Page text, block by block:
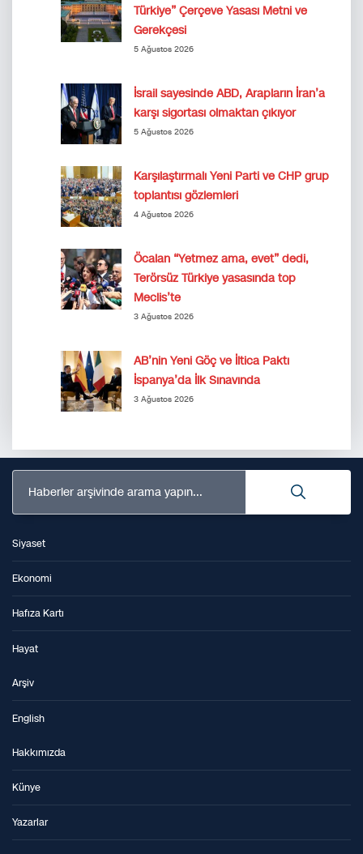
Türkiye” Çerçeve Yasası Metni ve
Gerekçesi
5 Ağustos 2026
İsrail sayesinde ABD, Arapların İran’a
karşı sigortası olmaktan çıkıyor
5 Ağustos 2026
Karşılaştırmalı Yeni Parti ve CHP grup
toplantısı gözlemleri
4 Ağustos 2026
Öcalan “Yetmez ama, evet” dedi,
Terörsüz Türkiye yasasında top
Meclis’te
3 Ağustos 2026
AB’nin Yeni Göç ve İltica Paktı
İspanya’da İlk Sınavında
3 Ağustos 2026
Haberler arşivinde arama yapın...
Siyaset
Ekonomi
Hafıza Kartı
Hayat
Arşiv
English
Hakkımızda
Künye
Yazarlar